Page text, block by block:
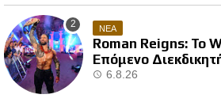
ΝΕΑ
Roman Reigns: Το
Επόμενο
6.8.26